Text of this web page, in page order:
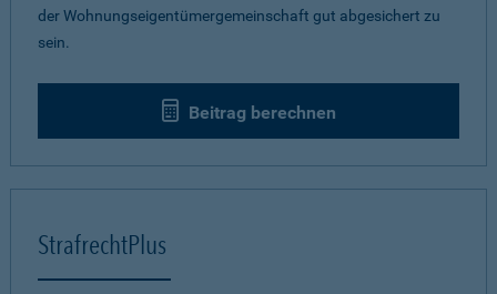
der Wohnungseigentümergemeinschaft gut abgesichert zu
sein.
Beitrag berechnen
StrafrechtPlus